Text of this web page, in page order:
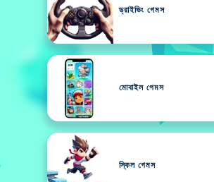
ড্রাইভিং গেমস
মোবাইল গেমস
স্কিল গেমস